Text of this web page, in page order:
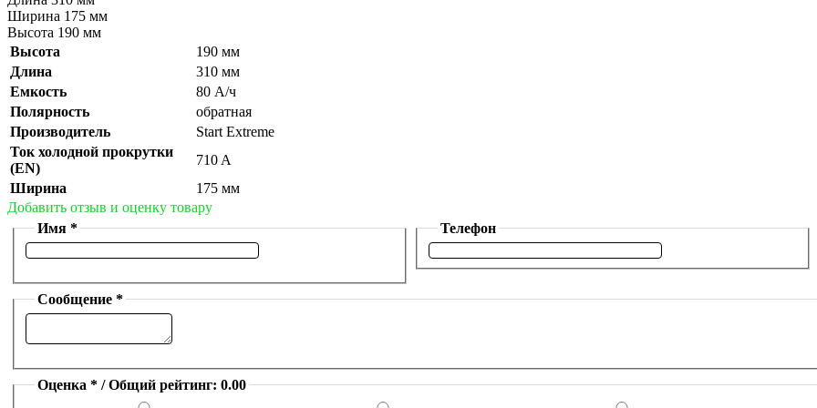
Ширина 175 мм
Высота 190 мм
Высота
190 мм
Длина
310 мм
Емкость
80 А/ч
Полярность
обратная
Производитель
Start Extreme
Ток холодной прокрутки
(EN)
710 A
Ширина
175 мм
Добавить отзыв и оценку товару
Имя *
Телефон
Сообщение *
Оценка * / Общий рейтинг: 0.00